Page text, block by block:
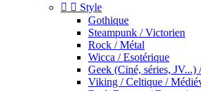
  Style
Gothique
Steampunk / Victorien
Rock / Métal
Wicca / Esotérique
Geek (Ciné, séries, JV...)
Viking / Celtique /